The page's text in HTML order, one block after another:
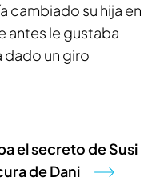
cambiado su hija en
antes le gustaba
dado un giro
el secreto de Susi
de Dani